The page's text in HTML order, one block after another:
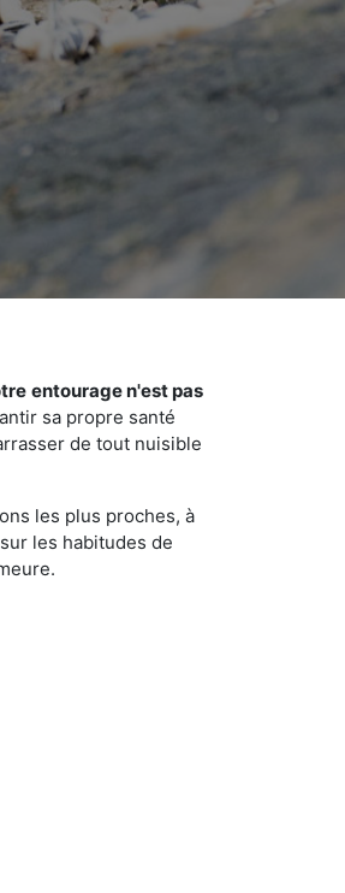
entourage n'est pas
sa propre santé
de tout nuisible
les plus proches, à
les habitudes de